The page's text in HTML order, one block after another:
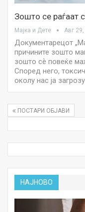
Зошто се раѓаат
Мајка и Дете Авг
Документарецот
причините зошто
зошто сѐ повеќе
Според него,
околу нас ја
ПОСТАРИ ОБЈАВИ
НАЈНОВО